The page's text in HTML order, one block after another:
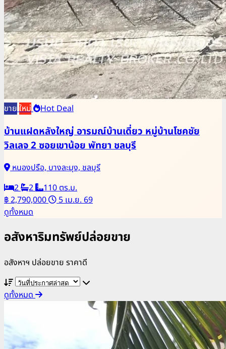
ขายใหม่ Hot Deal
บ้านแฝดหลังใหญ่ อารมณ์บ้านเดี่ยว หมู่บ้านโชคชัย
วิลเลจ 2 ซอยเขาน้อย พัทยา ชลบุรี
หนองปรือ, บางละมุง, ชลบุรี
2
2
110 ตร.ม.
฿ 2,790,000
5 เม.ย. 69
ดูทั้งหมด
อสังหาริมทรัพย์ปล่อยขาย
อสังหาฯ ปล่อยขาย ราคาดี
ดูทั้งหมด